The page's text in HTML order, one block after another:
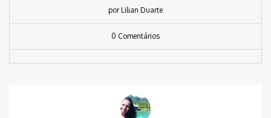
por Lilian Duarte
0 Comentários